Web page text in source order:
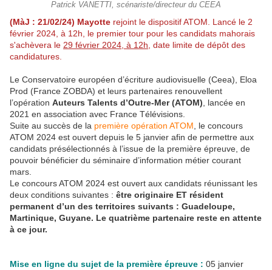
Patrick VANETTI, scénariste/directeur du CEEA
(MàJ : 21/02/24) Mayotte rejoint le dispositif ATOM. Lancé le 2
février 2024, à 12h, le premier tour pour les candidats mahorais
s'achèvera le 29 février 2024, à 12h , date limite de dépôt des
candidatures.
Le Conservatoire européen d’écriture audiovisuelle (Ceea), Eloa
Prod (France ZOBDA) et leurs partenaires renouvellent
l’opération Auteurs Talents d’Outre-Mer (ATOM) , lancée en
2021 en association avec France Télévisions.
Suite au succès de la première opération ATOM , le concours
ATOM 2024 est ouvert depuis le 5 janvier afin de permettre aux
candidats présélectionnés à l’issue de la première épreuve, de
pouvoir bénéficier du séminaire d’information métier courant
mars.
Le concours ATOM 2024 est ouvert aux candidats réunissant les
deux conditions suivantes : être originaire ET résident
permanent d’un des territoires suivants : Guadeloupe,
Martinique, Guyane. Le quatrième partenaire reste en attente
à ce jour.
Mise en ligne du sujet de la première épreuve : 05 janvier